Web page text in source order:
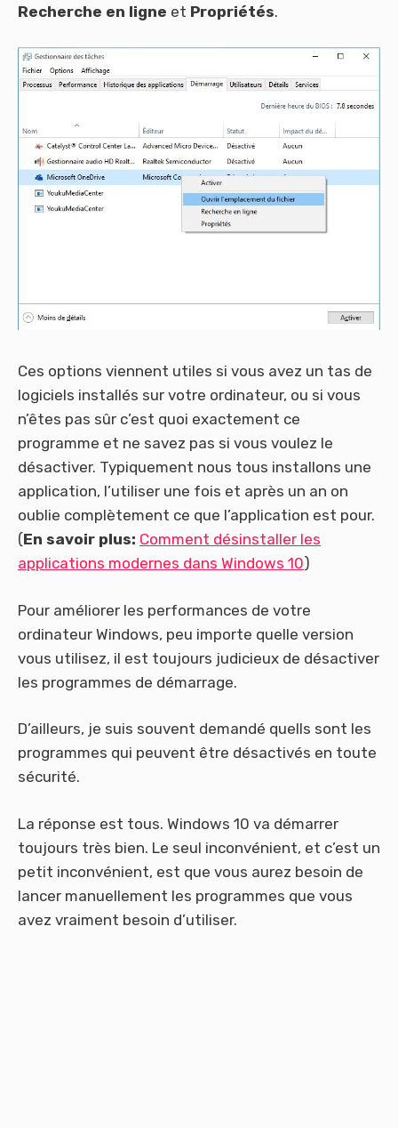
Recherche en ligne et Propriétés.
Ces options viennent utiles si vous avez un tas de
logiciels installés sur votre ordinateur, ou si vous
n’êtes pas sûr c’est quoi exactement ce
programme et ne savez pas si vous voulez le
désactiver. Typiquement nous tous installons une
application, l’utiliser une fois et après un an on
oublie complètement ce que l’application est pour.
(En savoir plus: Comment désinstaller les
applications modernes dans Windows 10)
Pour améliorer les performances de votre
ordinateur Windows, peu importe quelle version
vous utilisez, il est toujours judicieux de désactiver
les programmes de démarrage.
D’ailleurs, je suis souvent demandé quells sont les
programmes qui peuvent être désactivés en toute
sécurité.
La réponse est tous. Windows 10 va démarrer
toujours très bien. Le seul inconvénient, et c’est un
petit inconvénient, est que vous aurez besoin de
lancer manuellement les programmes que vous
avez vraiment besoin d’utiliser.